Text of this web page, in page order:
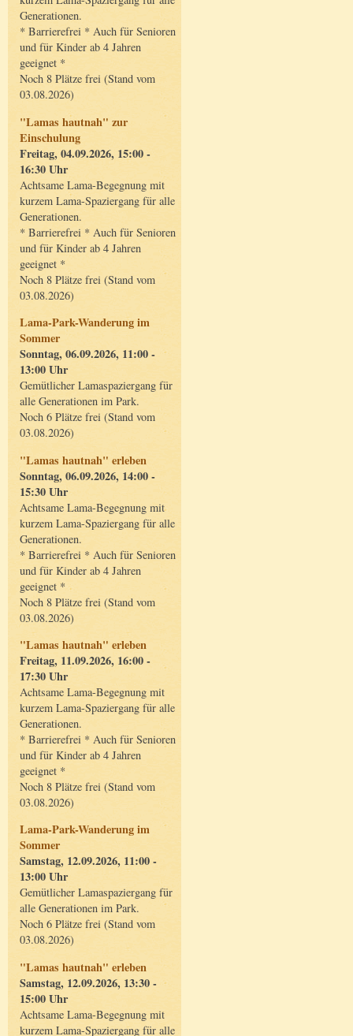
Generationen.
* Barrierefrei * Auch für Senioren
und für Kinder ab 4 Jahren
geeignet *
Noch 8 Plätze frei (Stand vom
03.08.2026)
"Lamas hautnah" zur
Einschulung
Freitag, 04.09.2026, 15:00 -
16:30 Uhr
Achtsame Lama-Begegnung mit
kurzem Lama-Spaziergang für alle
Generationen.
* Barrierefrei * Auch für Senioren
und für Kinder ab 4 Jahren
geeignet *
Noch 8 Plätze frei (Stand vom
03.08.2026)
Lama-Park-Wanderung im
Sommer
Sonntag, 06.09.2026, 11:00 -
13:00 Uhr
Gemütlicher Lamaspaziergang für
alle Generationen im Park.
Noch 6 Plätze frei (Stand vom
03.08.2026)
"Lamas hautnah" erleben
Sonntag, 06.09.2026, 14:00 -
15:30 Uhr
Achtsame Lama-Begegnung mit
kurzem Lama-Spaziergang für alle
Generationen.
* Barrierefrei * Auch für Senioren
und für Kinder ab 4 Jahren
geeignet *
Noch 8 Plätze frei (Stand vom
03.08.2026)
"Lamas hautnah" erleben
Freitag, 11.09.2026, 16:00 -
17:30 Uhr
Achtsame Lama-Begegnung mit
kurzem Lama-Spaziergang für alle
Generationen.
* Barrierefrei * Auch für Senioren
und für Kinder ab 4 Jahren
geeignet *
Noch 8 Plätze frei (Stand vom
03.08.2026)
Lama-Park-Wanderung im
Sommer
Samstag, 12.09.2026, 11:00 -
13:00 Uhr
Gemütlicher Lamaspaziergang für
alle Generationen im Park.
Noch 6 Plätze frei (Stand vom
03.08.2026)
"Lamas hautnah" erleben
Samstag, 12.09.2026, 13:30 -
15:00 Uhr
Achtsame Lama-Begegnung mit
kurzem Lama-Spaziergang für alle